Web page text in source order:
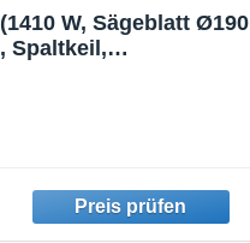
W, Sägeblatt Ø190
Spaltkeil,